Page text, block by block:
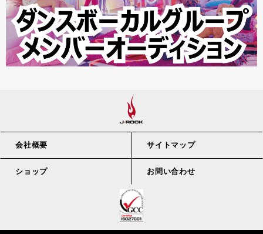
会社概要 サイトマップ
ショップ お問い合わせ